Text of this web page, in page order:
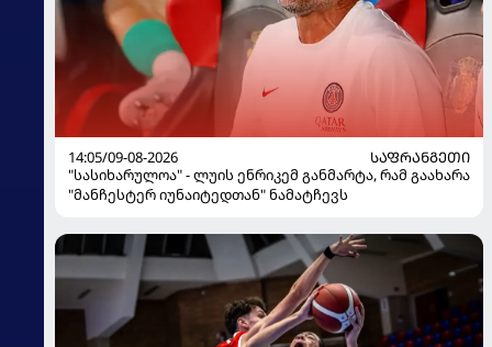
14:05/09-08-2026
ᲡᲐᲤᲠᲐᲜᲒᲔᲗᲘ
"სასიხარულოა" - ლუის ენრიკემ განმარტა, რამ გაახარა
"მანჩესტერ იუნაიტედთან" ნამატჩევს